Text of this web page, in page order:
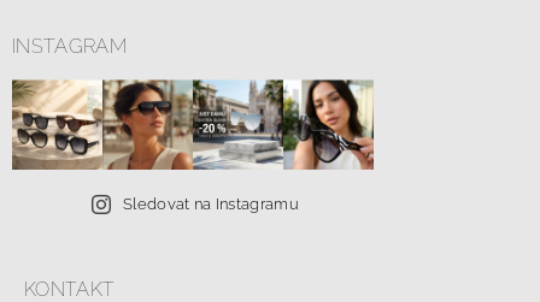
INSTAGRAM
Sledovat na Instagramu
KONTAKT